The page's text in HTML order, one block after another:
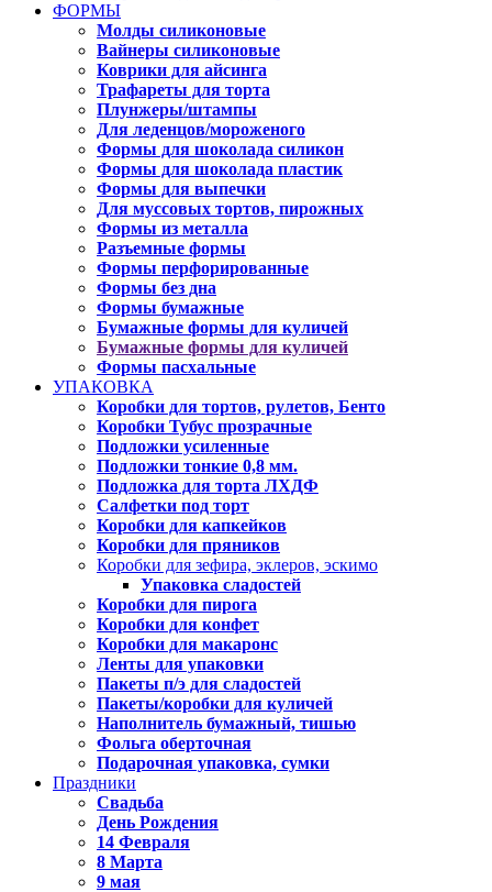
ФОРМЫ
Молды силиконовые
Вайнеры силиконовые
Коврики для айсинга
Трафареты для торта
Плунжеры/штампы
Для леденцов/мороженого
Формы для шоколада силикон
Формы для шоколада пластик
Формы для выпечки
Для муссовых тортов, пирожных
Формы из металла
Разъемные формы
Формы перфорированные
Формы без дна
Формы бумажные
Бумажные формы для куличей
Бумажные формы для куличей
Формы пасхальные
УПАКОВКА
Коробки для тортов, рулетов, Бенто
Коробки Тубус прозрачные
Подложки усиленные
Подложки тонкие 0,8 мм.
Подложка для торта ЛХДФ
Салфетки под торт
Коробки для капкейков
Коробки для пряников
Коробки для зефира, эклеров, эскимо
Упаковка сладостей
Коробки для пирога
Коробки для конфет
Коробки для макаронс
Ленты для упаковки
Пакеты п/э для сладостей
Пакеты/коробки для куличей
Наполнитель бумажный, тишью
Фольга оберточная
Подарочная упаковка, сумки
Праздники
Свадьба
День Рождения
14 Февраля
8 Марта
9 мая